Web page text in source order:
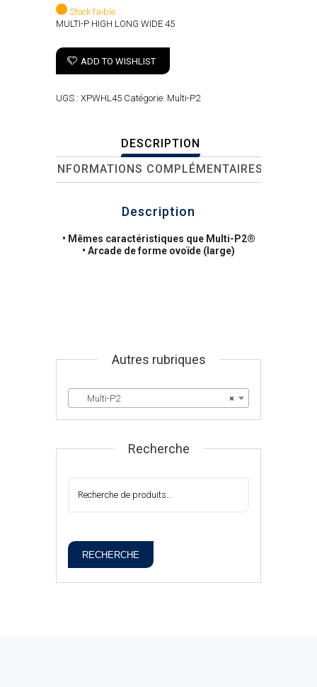
Stock faible
MULTI-P HIGH LONG WIDE 45
ADD TO WISHLIST
UGS : XPWHL45 Catégorie: Multi-P2
DESCRIPTION
INFORMATIONS COMPLÉMENTAIRES
Description
• Mêmes caractéristiques que Multi-P2®
• Arcade de forme ovoïde (large)
Autres rubriques
×
Multi-P2
Recherche
RECHERCHE